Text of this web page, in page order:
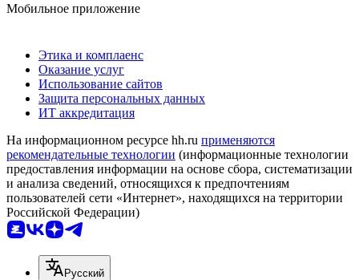
Мобильное приложение
Этика и комплаенс
Оказание услуг
Использование сайтов
Защита персональных данных
ИТ аккредитация
На информационном ресурсе hh.ru применяются
рекомендательные технологии (информационные технологии
предоставления информации на основе сбора, систематизации
и анализа сведений, относящихся к предпочтениям
пользователей сети «Интернет», находящихся на территории
Российской Федерации)
Русский